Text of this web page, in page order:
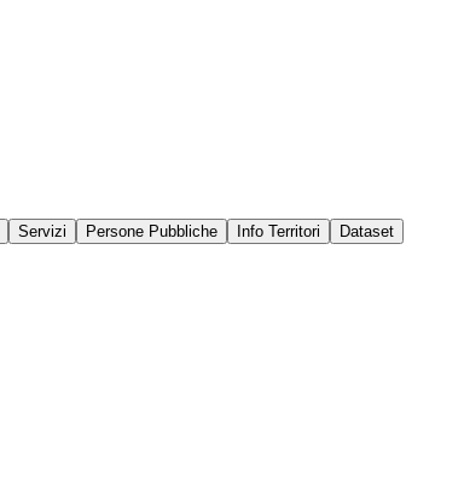
Servizi Persone Pubbliche Info Territori Dataset